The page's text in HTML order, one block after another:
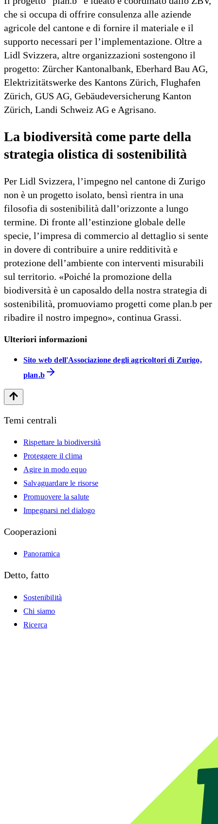
che si occupa di offrire consulenza alle aziende
agricole del cantone e di fornire il materiale e il
supporto necessari per l’implementazione. Oltre a
Lidl Svizzera, altre organizzazioni sostengono il
progetto: Zürcher Kantonalbank, Eberhard Bau AG,
Elektrizitätswerke des Kantons Zürich, Flughafen
Zürich, GUS AG, Gebäudeversicherung Kanton
Zürich, Landi Schweiz AG e Agrisano.
La biodiversità come parte della
strategia olistica di sostenibilità
Per Lidl Svizzera, l’impegno nel cantone di Zurigo
non è un progetto isolato, bensì rientra in una
filosofia di sostenibilità dall’orizzonte a lungo
termine. Di fronte all’estinzione globale delle
specie, l’impresa di commercio al dettaglio si sente
in dovere di contribuire a unire redditività e
protezione dell’ambiente con interventi misurabili
sul territorio. «Poiché la promozione della
biodiversità è un caposaldo della nostra strategia di
sostenibilità, promuoviamo progetti come plan.b per
ribadire il nostro impegno», continua Grassi.
Ulteriori informazioni
Sito web dell'Associazione degli agricoltori di Zurigo,
plan.b
Temi centrali
Rispettare la biodiversità
Proteggere il clima
Agire in modo equo
Salvaguardare le risorse
Promuovere la salute
Impegnarsi nel dialogo
Cooperazioni
Panoramica
Detto, fatto
Sostenibilità
Chi siamo
Ricerca